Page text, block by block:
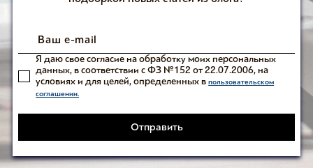
Я даю свое согласие на обработку моих персональных
данных, в соответствии с ФЗ №152 от 22.07.2006, на
условиях и для целей, определенных впользовательском
соглашении.
Отправить